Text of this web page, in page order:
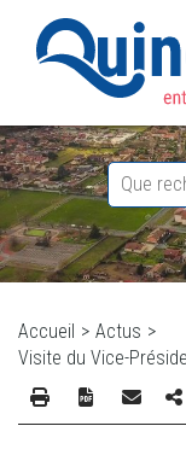
Accueil > Actus >
Visite du Vice-